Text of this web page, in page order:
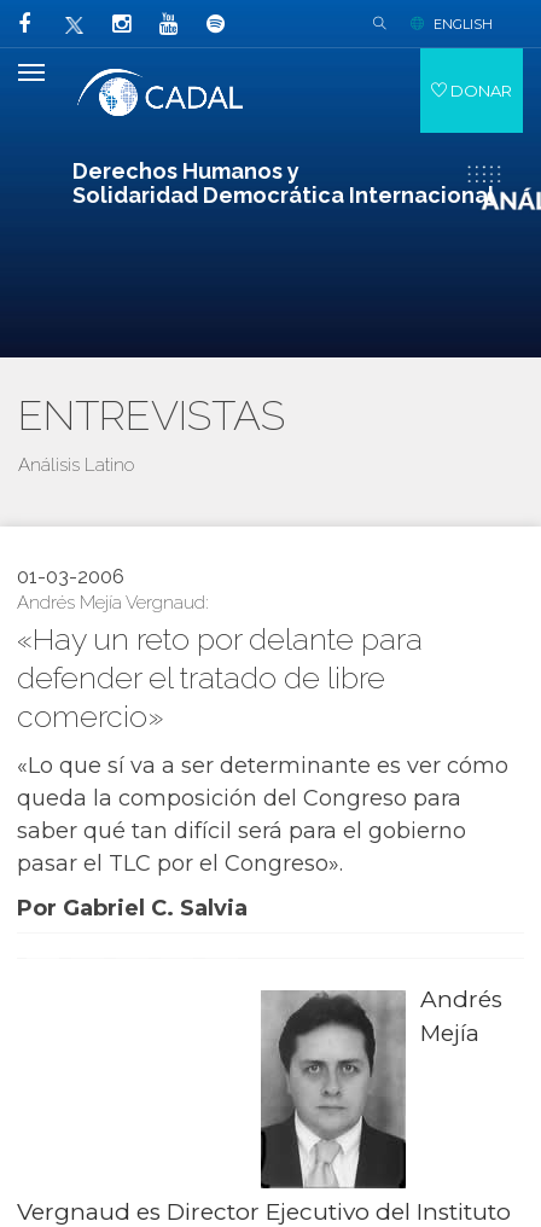
Derechos Humanos y
Solidaridad Democrática Internacional
ENGLISH
DONAR
ENTREVISTAS
Análisis Latino
01-03-2006
Andrés Mejía Vergnaud:
«Hay un reto por delante para
defender el tratado de libre
comercio»
«Lo que sí va a ser determinante es ver cómo
queda la composición del Congreso para
saber qué tan difícil será para el gobierno
pasar el TLC por el Congreso».
Por Gabriel C. Salvia
Andrés
Mejía
Vergnaud es Director Ejecutivo del Instituto